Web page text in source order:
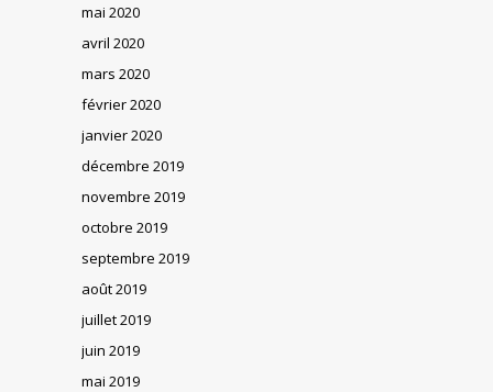
mai 2020
avril 2020
mars 2020
février 2020
janvier 2020
décembre 2019
novembre 2019
octobre 2019
septembre 2019
août 2019
juillet 2019
juin 2019
mai 2019